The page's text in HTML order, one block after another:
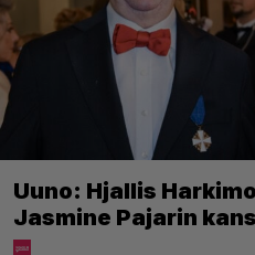
Uuno: Hjallis
Jasmine Pajarin